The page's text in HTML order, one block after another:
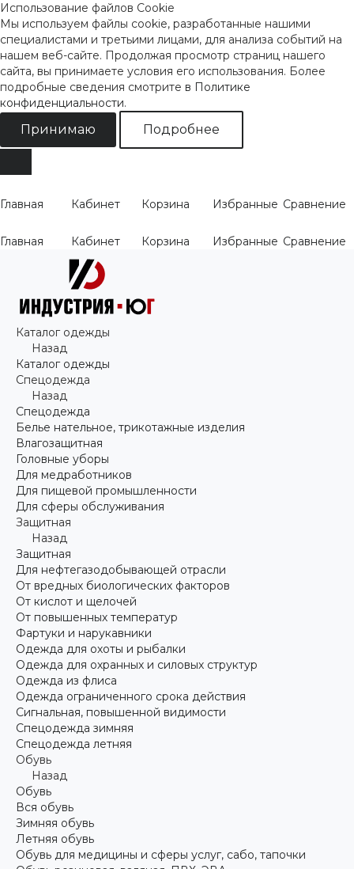
Использование файлов Cookie
Мы используем файлы cookie, разработанные нашими
специалистами и третьими лицами, для анализа событий на
нашем веб-сайте. Продолжая просмотр страниц нашего
сайта, вы принимаете условия его использования. Более
подробные сведения смотрите в Политике
конфиденциальности.
Принимаю Подробнее
Главная Кабинет Корзина Избранные Сравнение
Главная Кабинет Корзина Избранные Сравнение
Каталог одежды
Назад
Каталог одежды
Спецодежда
Назад
Спецодежда
Белье нательное, трикотажные изделия
Влагозащитная
Головные уборы
Для медработников
Для пищевой промышленности
Для сферы обслуживания
Защитная
Назад
Защитная
Для нефтегазодобывающей отрасли
От вредных биологических факторов
От кислот и щелочей
От повышенных температур
Фартуки и нарукавники
Одежда для охоты и рыбалки
Одежда для охранных и силовых структур
Одежда из флиса
Одежда ограниченного срока действия
Сигнальная, повышенной видимости
Спецодежда зимняя
Спецодежда летняя
Обувь
Назад
Обувь
Вся обувь
Зимняя обувь
Летняя обувь
Обувь для медицины и сферы услуг, сабо, тапочки